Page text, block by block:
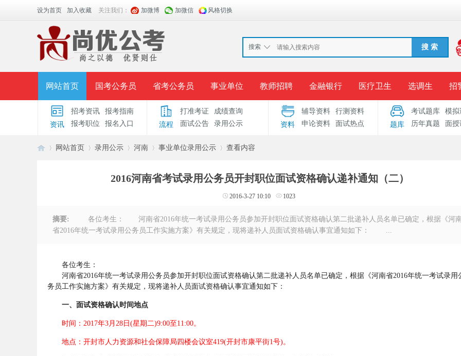
设为首页 加入收藏 关注我们： 加微博 加微信 风格切换
搜索 搜 索
网站首页 国考公务员 省考公务员 事业单位 教师招聘 金融银行 医疗卫生 选调生 招
面授课程 招考公告 面试公告 报考指导 准考证打印 成绩查询 录用公示 考
时政热点 视频课堂 名师团队 学员风采 考试专题
资讯
招考资讯
报考指南
报考职位
报名入口 流程
打准考证
成绩查询
面试公告
录用公示 资料
辅导资料
行测资料
申论资料
面试热点 题库
考试题库
模拟
历年真题
面授
网站首页 录用公示 河南 事业单位录用公示 查看内容
2016河南省考试录用公务员开封职位面试资格确认递补通知（二）
2016-3-27 10:10 1023
摘要:
各位考生： 河南省2016年统一考试录用公务员参加开封职位面试资格确认第二批递补人员名单已确定，根据《河
省2016年统一考试录用公务员工作实施方案》有关规定，现将递补人员面试资格确认事宜通知如下： ...
各位考生：
河南省2016年统一考试录用公务员参加开封职位面试资格确认第二批递补人员名单已确定，根据《河南省2016年统一考试录用
务员工作实施方案》有关规定，现将递补人员面试资格确认事宜通知如下：
一、面试资格确认时间地点
时间：2017年3月28日(星期二)9:00至11:00。
地点：开封市人力资源和社会保障局四楼会议室419(开封市康平街1号)。